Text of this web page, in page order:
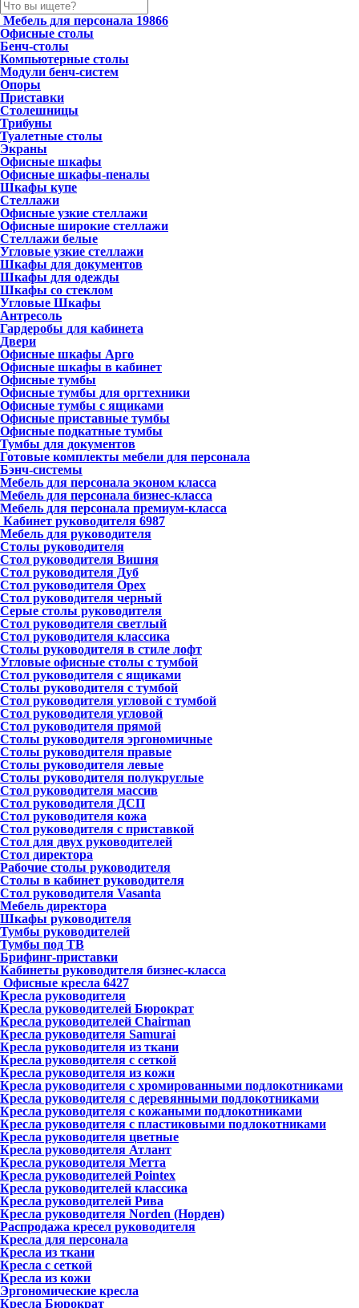
Мебель для персонала 19866
Офисные столы
Бенч-столы
Компьютерные столы
Модули бенч-систем
Опоры
Приставки
Столешницы
Трибуны
Туалетные столы
Экраны
Офисные шкафы
Офисные шкафы-пеналы
Шкафы купе
Стеллажи
Офисные узкие стеллажи
Офисные широкие стеллажи
Стеллажи белые
Угловые узкие стеллажи
Шкафы для документов
Шкафы для одежды
Шкафы со стеклом
Угловые Шкафы
Антресоль
Гардеробы для кабинета
Двери
Офисные шкафы Арго
Офисные шкафы в кабинет
Офисные тумбы
Офисные тумбы для оргтехники
Офисные тумбы с ящиками
Офисные приставные тумбы
Офисные подкатные тумбы
Тумбы для документов
Готовые комплекты мебели для персонала
Бэнч-системы
Мебель для персонала эконом класса
Мебель для персонала бизнес-класса
Мебель для персонала премиум-класса
Кабинет руководителя 6987
Мебель для руководителя
Столы руководителя
Стол руководителя Вишня
Стол руководителя Дуб
Стол руководителя Орех
Стол руководителя черный
Серые столы руководителя
Стол руководителя светлый
Стол руководителя классика
Столы руководителя в стиле лофт
Угловые офисные столы с тумбой
Стол руководителя с ящиками
Столы руководителя с тумбой
Стол руководителя угловой с тумбой
Стол руководителя угловой
Стол руководителя прямой
Столы руководителя эргономичные
Столы руководителя правые
Столы руководителя левые
Столы руководителя полукруглые
Стол руководителя массив
Стол руководителя ДСП
Стол руководителя кожа
Стол руководителя с приставкой
Стол для двух руководителей
Стол директора
Рабочие столы руководителя
Столы в кабинет руководителя
Стол руководителя Vasanta
Мебель директора
Шкафы руководителя
Тумбы руководителей
Тумбы под ТВ
Брифинг-приставки
Кабинеты руководителя бизнес-класса
Офисные кресла 6427
Кресла руководителя
Кресла руководителей Бюрократ
Кресла руководителей Chairman
Кресла руководителя Samurai
Кресла руководителя из ткани
Кресла руководителя с сеткой
Кресла руководителя из кожи
Кресла руководителя с хромированными подлокотниками
Кресла руководителя с деревянными подлокотниками
Кресла руководителя с кожаными подлокотниками
Кресла руководителя с пластиковыми подлокотниками
Кресла руководителя цветные
Кресла руководителя Атлант
Кресла рyководителя Метта
Кресла руководителей Pointex
Кресла руководителей классика
Кресла руководителей Рива
Кресла руководителя Norden (Норден)
Распродажа кресел руководителя
Кресла для персонала
Кресла из ткани
Кресла с сеткой
Кресла из кожи
Эргономические кресла
Кресла Бюрократ